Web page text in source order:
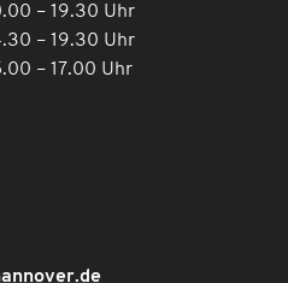
– 19.30 Uhr
– 19.30 Uhr
– 17.00 Uhr